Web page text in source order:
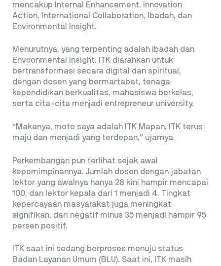
mencakup Internal Enhancement, Innovation
Action, International Collaboration, Ibadah, dan
Environmental Insight.
Menurutnya, yang terpenting adalah ibadah dan
Environmental Insight. ITK diarahkan untuk
bertransformasi secara digital dan spiritual,
dengan dosen yang bermartabat, tenaga
kependidikan berkualitas, mahasiswa berkelas,
serta cita-cita menjadi entrepreneur university.
“Makanya, moto saya adalah ITK Mapan, ITK terus
maju dan menjadi yang terdepan,” ujarnya.
Perkembangan pun terlihat sejak awal
kepemimpinannya. Jumlah dosen dengan jabatan
lektor yang awalnya hanya 28 kini hampir mencapai
100, dan lektor kepala dari 1 menjadi 4. Tingkat
kepercayaan masyarakat juga meningkat
signifikan, dari negatif minus 35 menjadi hampir 95
persen positif.
ITK saat ini sedang berproses menuju status
Badan Layanan Umum (BLU). Saat ini, ITK masih